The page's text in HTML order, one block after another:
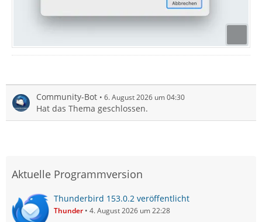
Community-Bot 6. August 2026 um 04:30
Hat das Thema geschlossen.
Aktuelle Programmversion
Thunderbird 153.0.2 veröffentlicht
Thunder 4. August 2026 um 22:28